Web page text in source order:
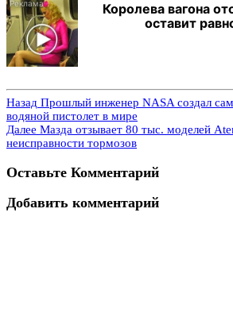
Королева вагона
оставит
Назад Прошлый инженер NASA создал
водяной пистолет в мире
Далее Мазда отзывает 80 тыс. моделей
неисправности тормозов
Оставьте Комментарий
Добавить комментарий